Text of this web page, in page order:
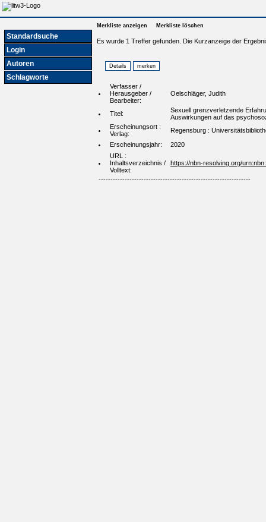
Standardsuche
Login
Autoren
Schlagworte
Merkliste anzeigen Merkliste löschen
Es wurde 1 Treffer gefunden. Die Kurzanzeige der
Verfasser /
Herausgeber /
Bearbeiter:
Oelschläger, Judith
Titel:
Sexuell grenzverletzende
Auswirkungen auf das
Erscheinungsort :
Verlag:
Regensburg :
Erscheinungsjahr:
2020
URL :
Inhaltsverzeichnis /
Volltext:
https://nbn-resolving.org/
----------------------------------------------------------------